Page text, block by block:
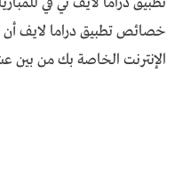
خصائص تطبيق دراما لايف أن
الإنترنت الخاصة بك من بين